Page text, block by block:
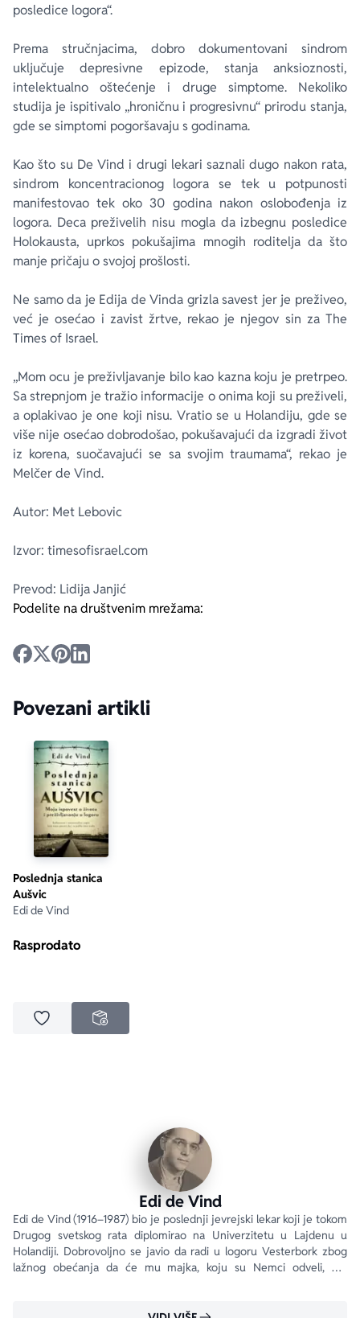
posledice logora“.
Prema stručnjacima, dobro dokumentovani sindrom
uključuje depresivne epizode, stanja anksioznosti,
intelektualno oštećenje i druge simptome. Nekoliko
studija je ispitivalo „hroničnu i progresivnu“ prirodu stanja,
gde se simptomi pogoršavaju s godinama.
Kao što su De Vind i drugi lekari saznali dugo nakon rata,
sindrom koncentracionog logora se tek u potpunosti
manifestovao tek oko 30 godina nakon oslobođenja iz
logora. Deca preživelih nisu mogla da izbegnu posledice
Holokausta, uprkos pokušajima mnogih roditelja da što
manje pričaju o svojoj prošlosti.
Ne samo da je Edija de Vinda grizla savest jer je preživeo,
već je osećao i zavist žrtve, rekao je njegov sin za The
Times of Israel.
„Mom ocu je preživljavanje bilo kao kazna koju je pretrpeo.
Sa strepnjom je tražio informacije o onima koji su preživeli,
a oplakivao je one koji nisu. Vratio se u Holandiju, gde se
više nije osećao dobrodošao, pokušavajući da izgradi život
iz korena, suočavajući se sa svojim traumama“, rekao je
Melčer de Vind.
Autor: Met Lebovic
Izvor: timesofisrael.com
Prevod: Lidija Janjić
Podelite na društvenim mrežama:
Povezani artikli
Poslednja stanica
Aušvic
Edi de Vind
Rasprodato
Dodaj u omiljeneNEDOSTUPNO
Edi de Vind
Edi de Vind (1916–1987) bio je poslednji jevrejski lekar koji je tokom
Drugog svetskog rata diplomirao na Univerzitetu u Lajdenu u
Holandiji. Dobrovoljno se javio da radi u logoru Vesterbork zbog
lažnog obećanja da će mu majka, koju su Nemci odveli, biti